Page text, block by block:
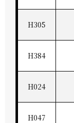
H305
H384
H024
H047